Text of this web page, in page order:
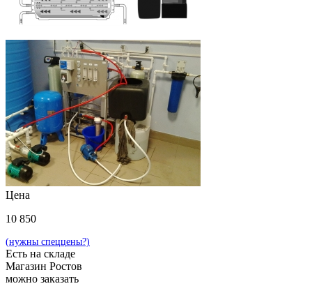
Цена
10 850
(нужны спеццены?)
Есть на складе
Магазин Ростов
можно заказать